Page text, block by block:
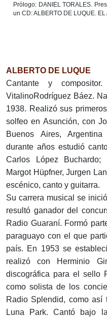
Prólogo: DANIEL TORALES.
un CD: ALBERTO DE LUQUE.
ALBERTO DE LUQUE
Cantante y
VitalinoRodríguez Báez.
1938. Realizó sus
solfeo en Asunción, con
Buenos Aires,
durante años estudió
Carlos López Buchardo;
Margot Hüpfner, Jurgen
escénico, canto y guitarra.
Su carrera musical se
resultó ganador del
Radio Guaraní. Formó
paraguayo con el que
país. En 1953 se
realizó con Herminio
discográfica para el sello
como solista de los
Radio Splendid, como así
Luna Park. Cantó bajo